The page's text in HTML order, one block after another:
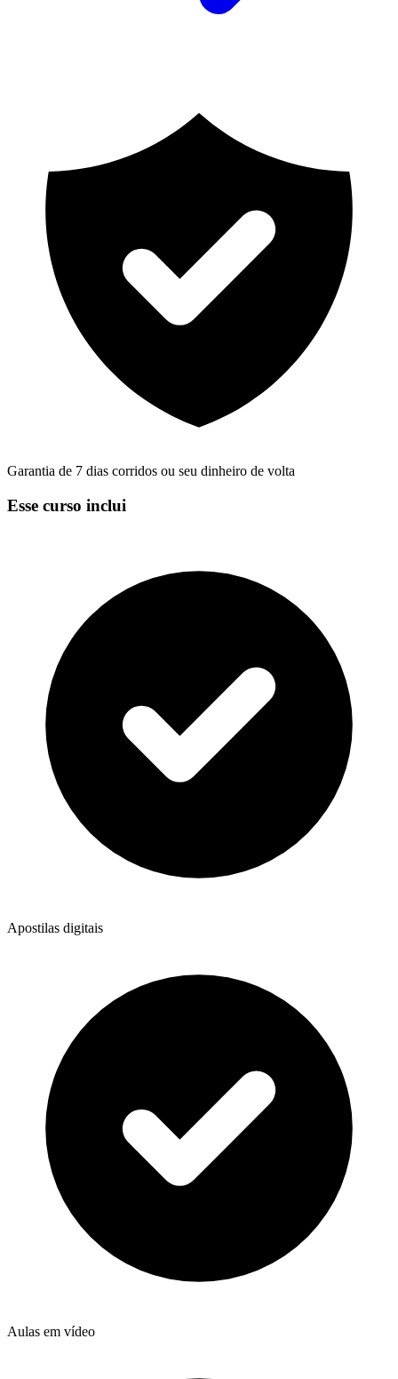
Garantia de 7 dias corridos ou seu dinheiro de volta
Esse curso inclui
Apostilas digitais
Aulas em vídeo